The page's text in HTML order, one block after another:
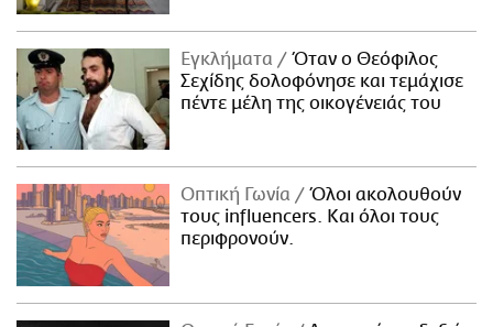
Εγκλήματα
Όταν ο Θεόφιλος
Σεχίδης δολοφόνησε και τεμάχισε
πέντε μέλη της οικογένειάς του
Οπτική Γωνία
Όλοι ακολουθούν
τους influencers. Και όλοι τους
περιφρονούν.